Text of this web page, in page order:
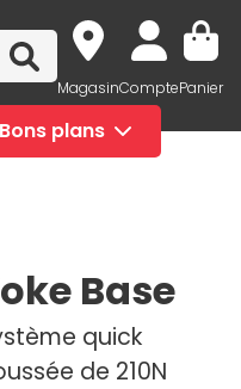
MagasinComptePanier
plans
Base
quick
de 210N